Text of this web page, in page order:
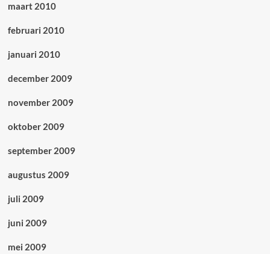
maart 2010
februari 2010
januari 2010
december 2009
november 2009
oktober 2009
september 2009
augustus 2009
juli 2009
juni 2009
mei 2009